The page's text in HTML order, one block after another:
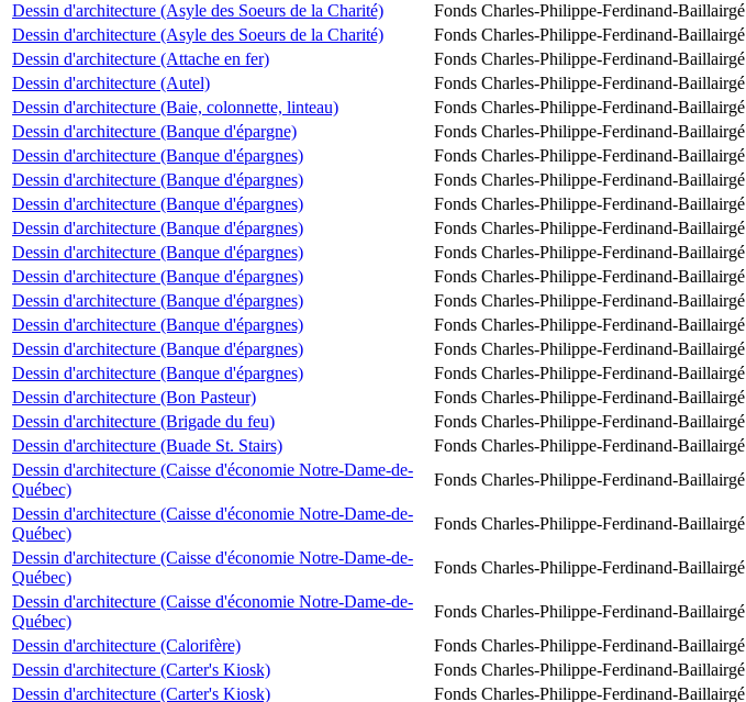
Dessin d'architecture (Asyle des Soeurs de la Charité)
Fonds Charles-Philippe-Ferdinand-Baillairgé
Dessin d'architecture (Asyle des Soeurs de la Charité)
Fonds Charles-Philippe-Ferdinand-Baillairgé
Dessin d'architecture (Attache en fer)
Fonds Charles-Philippe-Ferdinand-Baillairgé
Dessin d'architecture (Autel)
Fonds Charles-Philippe-Ferdinand-Baillairgé
Dessin d'architecture (Baie, colonnette, linteau)
Fonds Charles-Philippe-Ferdinand-Baillairgé
Dessin d'architecture (Banque d'épargne)
Fonds Charles-Philippe-Ferdinand-Baillairgé
Dessin d'architecture (Banque d'épargnes)
Fonds Charles-Philippe-Ferdinand-Baillairgé
Dessin d'architecture (Banque d'épargnes)
Fonds Charles-Philippe-Ferdinand-Baillairgé
Dessin d'architecture (Banque d'épargnes)
Fonds Charles-Philippe-Ferdinand-Baillairgé
Dessin d'architecture (Banque d'épargnes)
Fonds Charles-Philippe-Ferdinand-Baillairgé
Dessin d'architecture (Banque d'épargnes)
Fonds Charles-Philippe-Ferdinand-Baillairgé
Dessin d'architecture (Banque d'épargnes)
Fonds Charles-Philippe-Ferdinand-Baillairgé
Dessin d'architecture (Banque d'épargnes)
Fonds Charles-Philippe-Ferdinand-Baillairgé
Dessin d'architecture (Banque d'épargnes)
Fonds Charles-Philippe-Ferdinand-Baillairgé
Dessin d'architecture (Banque d'épargnes)
Fonds Charles-Philippe-Ferdinand-Baillairgé
Dessin d'architecture (Banque d'épargnes)
Fonds Charles-Philippe-Ferdinand-Baillairgé
Dessin d'architecture (Bon Pasteur)
Fonds Charles-Philippe-Ferdinand-Baillairgé
Dessin d'architecture (Brigade du feu)
Fonds Charles-Philippe-Ferdinand-Baillairgé
Dessin d'architecture (Buade St. Stairs)
Fonds Charles-Philippe-Ferdinand-Baillairgé
Dessin d'architecture (Caisse d'économie Notre-Dame-de-
Québec)
Fonds Charles-Philippe-Ferdinand-Baillairgé
Dessin d'architecture (Caisse d'économie Notre-Dame-de-
Québec)
Fonds Charles-Philippe-Ferdinand-Baillairgé
Dessin d'architecture (Caisse d'économie Notre-Dame-de-
Québec)
Fonds Charles-Philippe-Ferdinand-Baillairgé
Dessin d'architecture (Caisse d'économie Notre-Dame-de-
Québec)
Fonds Charles-Philippe-Ferdinand-Baillairgé
Dessin d'architecture (Calorifère)
Fonds Charles-Philippe-Ferdinand-Baillairgé
Dessin d'architecture (Carter's Kiosk)
Fonds Charles-Philippe-Ferdinand-Baillairgé
Dessin d'architecture (Carter's Kiosk)
Fonds Charles-Philippe-Ferdinand-Baillairgé